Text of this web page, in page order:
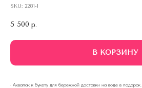
SKU: 2281-1
5 500 р.
В КОРЗИНУ
· Аквапак к букету для бережной доставки на воде в подарок.